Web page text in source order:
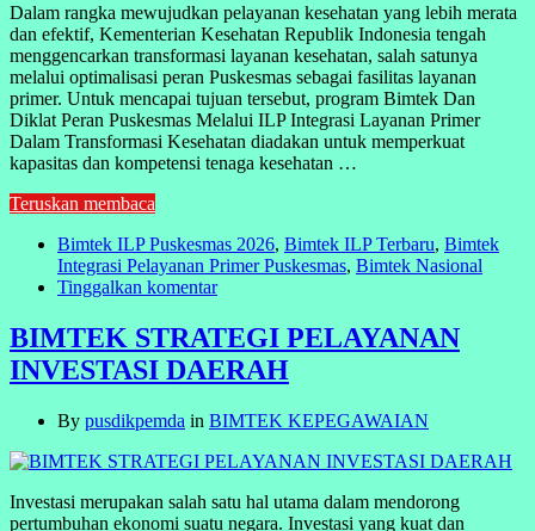
Dalam rangka mewujudkan pelayanan kesehatan yang lebih merata
dan efektif, Kementerian Kesehatan Republik Indonesia tengah
menggencarkan transformasi layanan kesehatan, salah satunya
melalui optimalisasi peran Puskesmas sebagai fasilitas layanan
primer. Untuk mencapai tujuan tersebut, program Bimtek Dan
Diklat Peran Puskesmas Melalui ILP Integrasi Layanan Primer
Dalam Transformasi Kesehatan diadakan untuk memperkuat
kapasitas dan kompetensi tenaga kesehatan …
Teruskan membaca
Bimtek ILP Puskesmas 2026, Bimtek ILP Terbaru, Bimtek
Integrasi Pelayanan Primer Puskesmas, Bimtek Nasional
Tinggalkan komentar
BIMTEK STRATEGI PELAYANAN
INVESTASI DAERAH
By pusdikpemda in BIMTEK KEPEGAWAIAN
Investasi merupakan salah satu hal utama dalam mendorong
pertumbuhan ekonomi suatu negara. Investasi yang kuat dan